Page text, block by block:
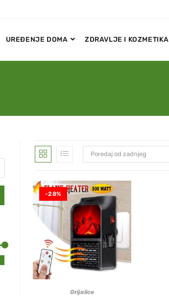
UREĐENJE DOMA ZDRAVLJE I KOZMETIKA
Poredaj od zadnjeg
-28%
Grijalice